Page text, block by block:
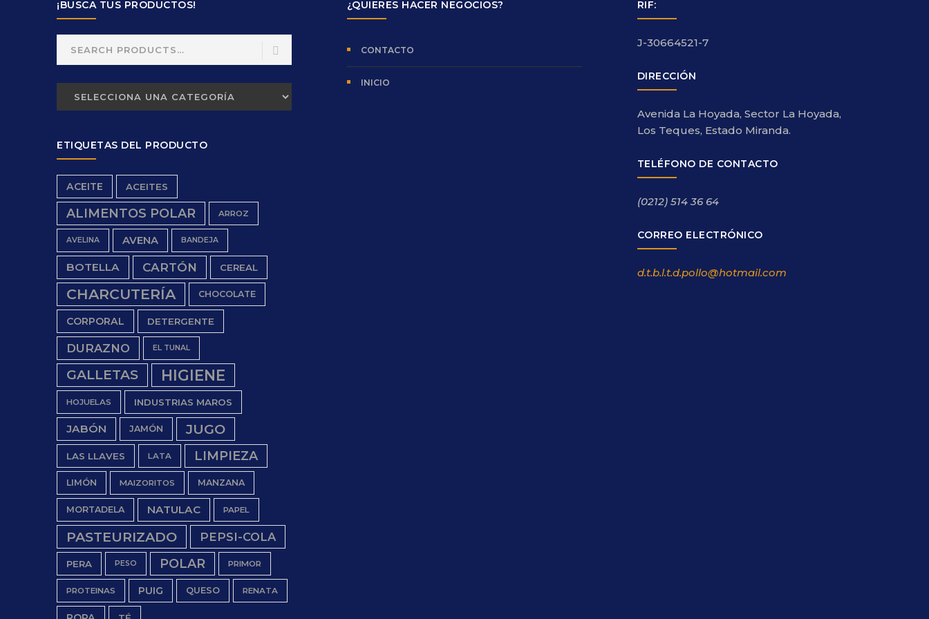
¡BUSCA TUS PRODUCTOS!
ETIQUETAS DEL PRODUCTO
ACEITE ACEITES
ALIMENTOS POLAR ARROZ
AVELINA AVENA BANDEJA
BOTELLA CARTÓN CEREAL
CHARCUTERÍA CHOCOLATE
CORPORAL DETERGENTE
DURAZNO EL TUNAL
GALLETAS HIGIENE
HOJUELAS INDUSTRIAS MAROS
JABÓN JAMÓN JUGO
LAS LLAVES LATA LIMPIEZA
LIMÓN MAIZORITOS MANZANA
MORTADELA NATULAC PAPEL
PASTEURIZADO PEPSI-COLA
PERA PESO POLAR PRIMOR
PROTEINAS PUIG QUESO RENATA
¿QUIERES HACER NEGOCIOS?
CONTACTO
INICIO
RIF:
J-30664521-7
DIRECCIÓN
Avenida La Hoyada, Sector La Hoyada,
Los Teques, Estado Miranda.
TELÉFONO DE CONTACTO
(0212) 514 36 64
CORREO ELECTRÓNICO
d.t.b.l.t.d.pollo@hotmail.com